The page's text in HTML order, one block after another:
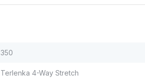
350
Terlenka 4-Way Stretch